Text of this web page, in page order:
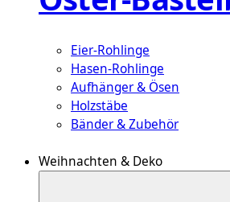
Eier-Rohlinge
Hasen-Rohlinge
Aufhänger & Ösen
Holzstäbe
Bänder & Zubehör
Weihnachten & Deko